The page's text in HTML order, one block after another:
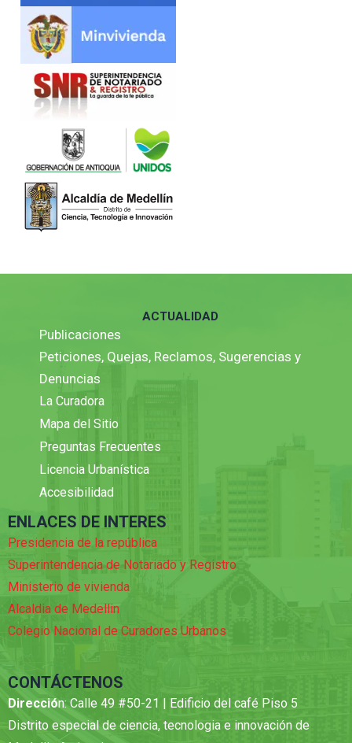
ACTUALIDAD
Publicaciones
Peticiones, Quejas, Reclamos, Sugerencias y
Denuncias
La Curadora
Mapa del Sitio
Preguntas Frecuentes
Licencia Urbanística
Accesibilidad
ENLACES DE INTERES
Presidencia de la república
Superintendencia de Notariado y Registro
Ministerio de vivienda
Alcaldia de Medellin
Colegio Nacional de Curadores Urbanos
CONTÁCTENOS
Dirección: Calle 49 #50-21 | Edificio del café Piso 5
Distrito especial de ciencia, tecnologia e innovación de